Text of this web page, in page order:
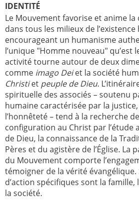
IDENTITÉ
Le Mouvement favorise et anime
dans tous les milieux de
encourageant un humanisme
l’unique "Homme nouveau" qu’est
activité tourne autour de deux
comme imago Deiet la société
Christiet peuple de Dieu.
spirituelle des associés – soutenu
humaine caractérisée par la
l’honnêteté – tend à la recherche
configuration au Christ par l’étude
de Dieu, la connaissance de la
Pères et du agistère de l’Église. La
du Mouvement comporte
témoigner de la vérité évangélique.
d’action spécifiques sont la famille,
la société.